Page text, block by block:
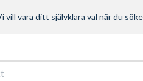
vara ditt självklara val när du